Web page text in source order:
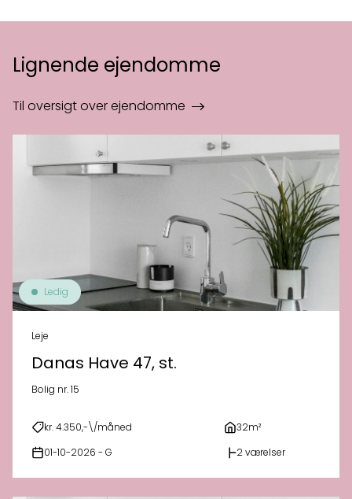
Lignende ejendomme
Til oversigt over ejendomme
Ledig
Leje
Danas Have 47, st.
Bolig nr. 15
kr. 4.350,-\/måned 32m²
01-10-2026 - G 2 værelser